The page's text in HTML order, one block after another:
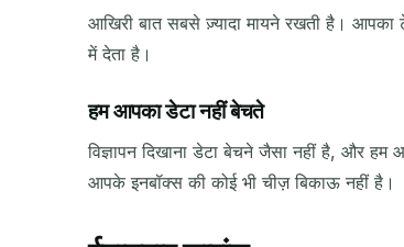
आखिरी बात सबसे ज़्यादा मायने रखती है। आपका
में देता है।
हम आपका डेटा नहीं बेचते
विज्ञापन दिखाना डेटा बेचने जैसा नहीं है, और
आपके इनबॉक्स की कोई भी चीज़ बिकाऊ नहीं है।